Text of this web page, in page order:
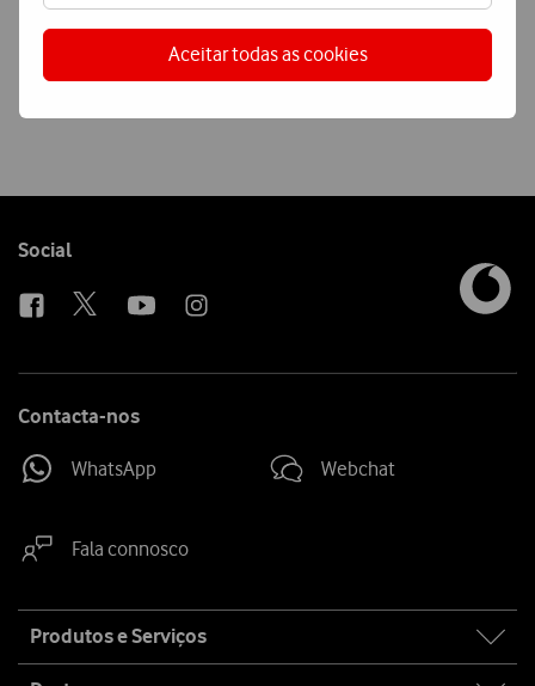
Aceitar todas as cookies
Ver condições Loja Online
Follow
Social
Contacta-nos
WhatsApp Webchat
Fala connosco
map
Produtos e Serviços